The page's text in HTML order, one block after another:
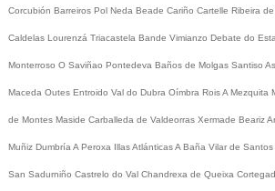
Corcubión Barreiros Pol Neda Beade Cariño Cartelle Ribeira
Caldelas Lourenzá Triacastela Bande Vimianzo Debate do
Monterroso O Saviñao Pontedeva Baños de Molgas Santiso
Maceda Outes Entroido Val do Dubra Oímbra RoisA Mezquita
de Montes Maside Carballeda de Valdeorras Xermade Beariz
Muñiz Dumbría A Peroxa Illas AtlánticasA Baña Vilar de Santos
San Sadurniño Castrelo do Val Chandrexa de Queixa